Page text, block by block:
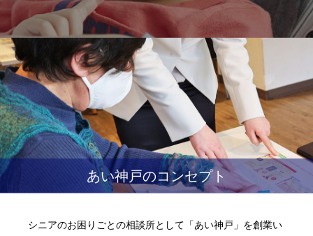
あい神戸のコンセプト
シニアのお困りごとの相談所として「あい神戸」を創業い